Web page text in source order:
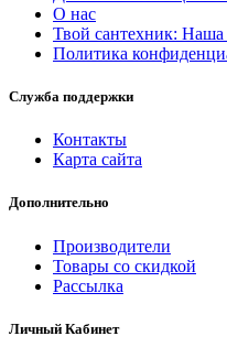
О нас
Твой сантехник: Наша
Политика
Служба поддержки
Контакты
Карта сайта
Дополнительно
Производители
Товары со скидкой
Рассылка
Личный Кабинет